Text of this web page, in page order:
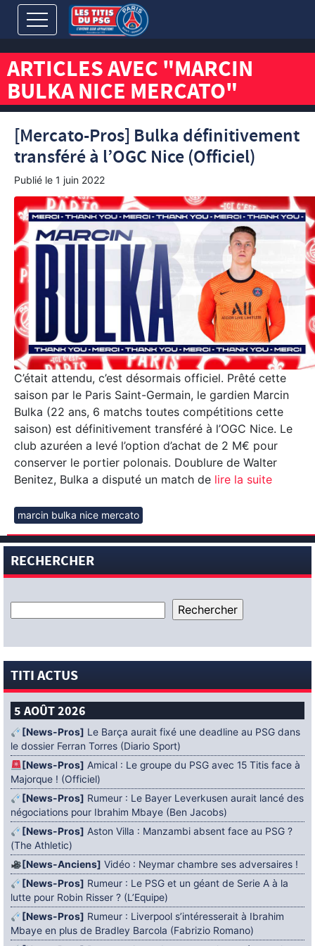
ARTICLES AVEC "MARCIN
BULKA NICE MERCATO"
[Mercato-Pros] Bulka définitivement
transféré à l’OGC Nice (Officiel)
Publié le 1 juin 2022
C’était attendu, c’est désormais officiel. Prêté cette
saison par le Paris Saint-Germain, le gardien Marcin
Bulka (22 ans, 6 matchs toutes compétitions cette
saison) est définitivement transféré à l’OGC Nice. Le
club azuréen a levé l’option d’achat de 2 M€ pour
conserver le portier polonais. Doublure de Walter
Benitez, Bulka a disputé un match de lire la suite
marcin bulka nice mercato
RECHERCHER
TITI ACTUS
5 AOÛT 2026
[News-Pros] Le Barça aurait fixé une deadline au PSG dans
le dossier Ferran Torres (Diario Sport)
[News-Pros] Amical : Le groupe du PSG avec 15 Titis face à
Majorque ! (Officiel)
[News-Pros] Rumeur : Le Bayer Leverkusen aurait lancé des
négociations pour Ibrahim Mbaye (Ben Jacobs)
[News-Pros] Aston Villa : Manzambi absent face au PSG ?
(The Athletic)
[News-Anciens] Vidéo : Neymar chambre ses adversaires !
[News-Pros] Rumeur : Le PSG et un géant de Serie A à la
lutte pour Robin Risser ? (L’Equipe)
[News-Pros] Rumeur : Liverpool s’intéresserait à Ibrahim
Mbaye en plus de Bradley Barcola (Fabrizio Romano)